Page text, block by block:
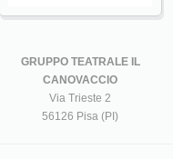
GRUPPO TEATRALE IL
CANOVACCIO
Via Trieste 2
56126 Pisa (PI)